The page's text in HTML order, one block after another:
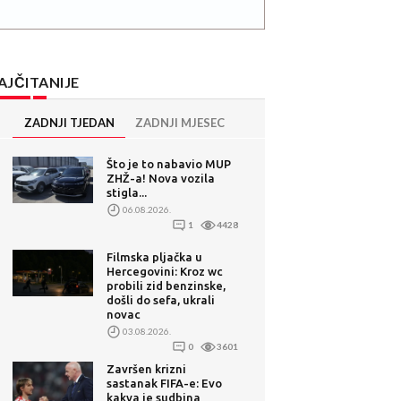
ZADNJI TJEDAN ZADNJI MJESEC
Što je to nabavio MUP
ZHŽ-a! Nova vozila
stigla...
06.08.2026.
1
4428
Filmska pljačka u
Hercegovini: Kroz wc
probili zid benzinske,
došli do sefa, ukrali
novac
03.08.2026.
0
3601
Završen krizni
sastanak FIFA-e: Evo
kakva je sudbina